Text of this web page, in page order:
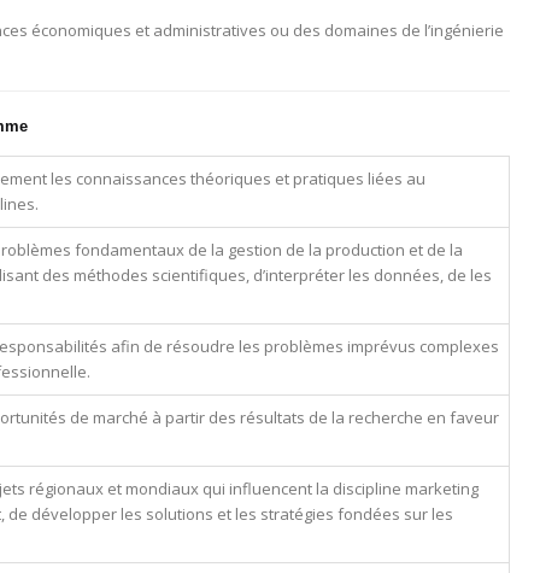
économiques et administratives ou des domaines de l’ingénierie
les connaissances théoriques et pratiques liées au
fondamentaux de la gestion de la production et de la
des méthodes scientifiques, d’interpréter les données, de les
afin de résoudre les problèmes imprévus complexes
de marché à partir des résultats de la recherche en faveur
régionaux et mondiaux qui influencent la discipline marketing
de développer les solutions et les stratégies fondées sur les